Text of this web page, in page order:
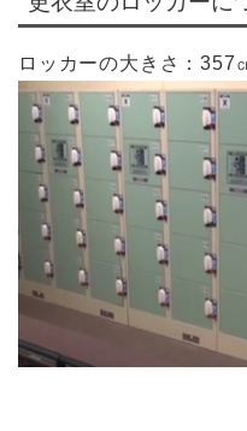
ロッカーの大きさ：357